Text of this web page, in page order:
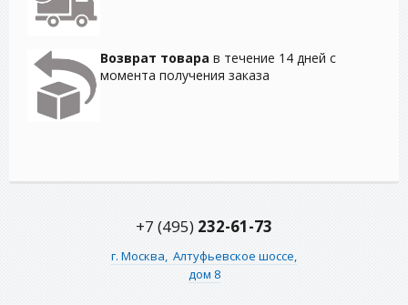
Возврат товара в течение 14 дней с
момента получения заказа
+7 (495) 232-61-73
г. Москва, Алтуфьевское шоссе,
дом 8